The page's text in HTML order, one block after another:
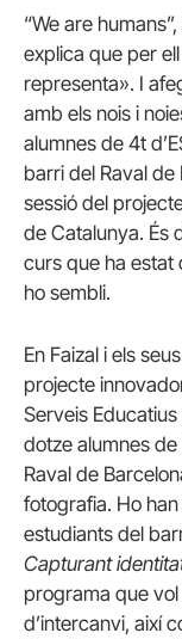
“We are
explica que per
representa». I
amb els nois i
alumnes de 4t
barri del Raval
sessió del
de Catalunya. És
curs que ha estat
ho sembli.
En Faizal i els
projecte
Serveis
dotze alumnes de
Raval de
fotografia. Ho
estudiants del
Capturant
programa que
d’intercanvi, així